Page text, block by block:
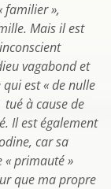
familier »,
Mais il est
vagabond et
est « de nulle
à cause de
Il est également
car sa
« primauté »
que ma propre